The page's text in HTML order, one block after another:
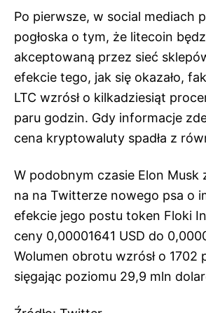
Po pierwsze, w social mediach
pogłoska o tym, że litecoin
akceptowaną przez sieć
efekcie tego, jak się okazało,
LTC wzrósł o kilkadziesiąt
paru godzin. Gdy informacje
cena kryptowaluty spadła z
W podobnym czasie Elon Musk
na na Twitterze nowego psa o
efekcie jego postu token Floki
ceny 0,00001641 USD do
Wolumen obrotu wzrósł o 1702
sięgając poziomu 29,9 mln